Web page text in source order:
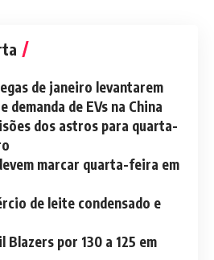
de janeiro levantarem
demanda de EVs na China
dos astros para quarta-
marcar quarta-feira em
de leite condensado e
Blazers por 130 a 125 em